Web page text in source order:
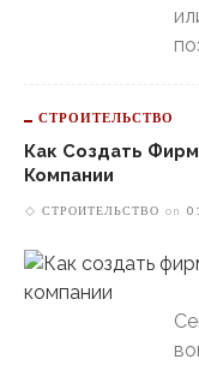
СТРОИТЕЛЬСТВО
Как Создать
Компании
СТРОИТЕЛЬСТВО on